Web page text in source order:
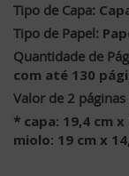
Tipo de Capa:
Tipo de Papel:
Quantidade de
com até 130
Valor de 2
* capa: 19,4 cm
miolo: 19 cm x